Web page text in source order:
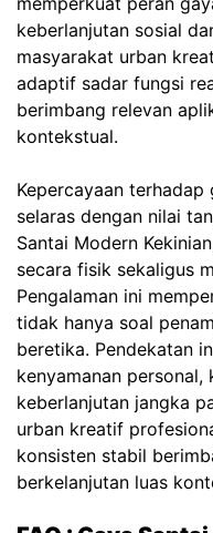
keberlanjutan sosial
masyarakat urban
adaptif sadar fungsi
berimbang relevan
kontekstual.
Kepercayaan
selaras dengan nilai
Santai Modern
secara fisik sekaligus
Pengalaman ini
tidak hanya soal
beretika. Pendekatan
kenyamanan personal,
keberlanjutan jangka
urban kreatif
konsisten stabil
berkelanjutan luas